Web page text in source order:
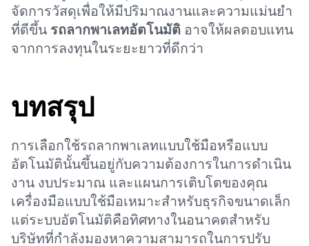
จัดการวัสดุเพื่อให้มีปริมาณงานและความแม่นยำ
ที่ดีขึ้น รถลากพาเลทอัตโนมัติ อาจให้ผลตอบแทน
จากการลงทุนในระยะยาวที่ดีกว่า
บทสรุป
การเลือกใช้รถลากพาเลทแบบใช้มือหรือแบบ
อัตโนมัตินั้นขึ้นอยู่กับความต้องการในการดำเนิน
งาน งบประมาณ และแผนการเติบโตของคุณ
เครื่องมือแบบใช้มือเหมาะสำหรับธุรกิจขนาดเล็ก
แต่ระบบอัตโนมัติคือทิศทางในอนาคตสำหรับ
บริษัทที่กำลังมองหาความสามารถในการปรับ